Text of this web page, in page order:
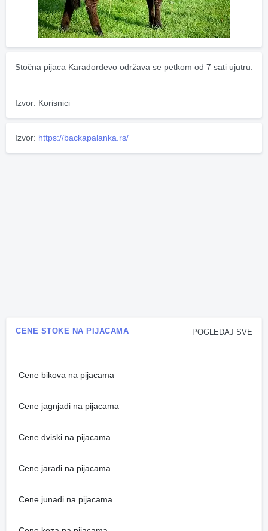
Stočna pijaca Karađorđevo održava se petkom od 7 sati ujutru.
Izvor: Korisnici
Izvor: https://backapalanka.rs/
POGLEDAJ SVE
CENE STOKE NA PIJACAMA
Cene bikova na pijacama
Cene jagnjadi na pijacama
Cene dviski na pijacama
Cene jaradi na pijacama
Cene junadi na pijacama